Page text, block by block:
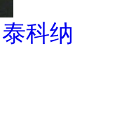
科纳